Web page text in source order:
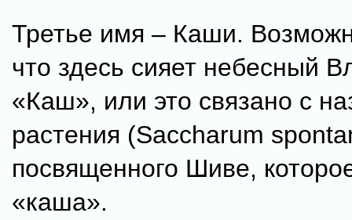
Третье имя – Каши.
что здесь сияет небесный
«Каш», или это связано с
растения (Saccharum
посвященного Шиве,
«каша».